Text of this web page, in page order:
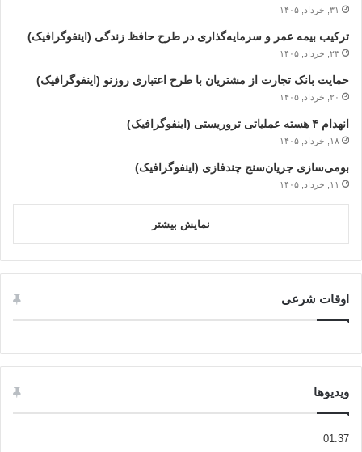
۳۱, خرداد, ۱۴۰۵
ترکیب بیمه عمر و سرمایه‌گذاری در طرح حافظ زندگی (اینفوگرافیک)
۲۳, خرداد, ۱۴۰۵
حمایت بانک تجارت از مشتریان با طرح اعتباری روزنو (اینفوگرافیک)
۲۰, خرداد, ۱۴۰۵
انهدام ۴ هسته عملیاتی تروریستی (اینفوگرافیک)
۱۸, خرداد, ۱۴۰۵
بومی‌سازی جریان‌سنج چندفازی (اینفوگرافیک)
۱۱, خرداد, ۱۴۰۵
نمایش بیشتر
اوقات شرعی
ویدیوها
01:37